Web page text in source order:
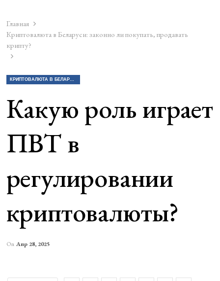
Главная
Криптовалюта в Беларуси: законно ли покупать, продавать
крипту?
КРИПТОВАЛЮТА В БЕЛАРУСИ: ЗАКОННО ЛИ ПОКУПАТЬ, ПРОДАВАТЬ КРИПТУ?
Какую роль играет
ПВТ в
регулировании
криптовалюты?
On Апр 28, 2025